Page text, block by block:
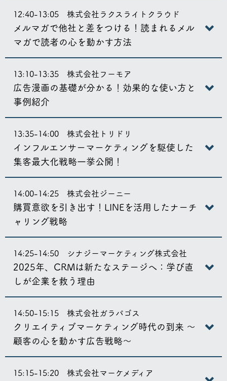
12:40-13:05 株式会社ラクスライトクラウド
メルマガで他社と差をつける！読まれるメル
マガで読者の心を動かす方法
13:10-13:35 株式会社フーモア
広告漫画の基礎が分かる！効果的な使い方と
事例紹介
13:35-14:00 株式会社トリドリ
インフルエンサーマーケティングを駆使した
集客最大化戦略一挙公開！
14:00-14:25 株式会社ジーニー
購買意欲を引き出す！LINEを活用したナーチ
ャリング戦略
14:25-14:50 シナジーマーケティング株式会社
2025年、CRMは新たなステージへ：学び直
しが企業を救う理由
14:50-15:15 株式会社ガラパゴス
クリエイティブマーケティング時代の到来 ～
顧客の心を動かす広告戦略～
15:15-15:20 株式会社マーケメディア